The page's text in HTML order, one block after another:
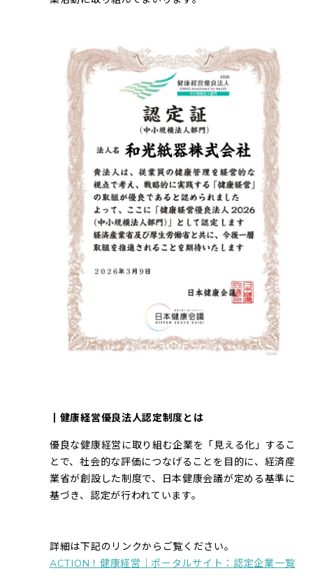
健康経営優良法人認定制度とは
優良な健康経営に取り組む企業を「見える化」するこ
とで、社会的な評価につなげることを目的に、経済産
業省が創設した制度で、日本健康会議が定める基準に
基づき、認定が行われています。
詳細は下記のリンクからご覧ください。
ACTION！健康経営｜ポータルサイト：認定企業一覧